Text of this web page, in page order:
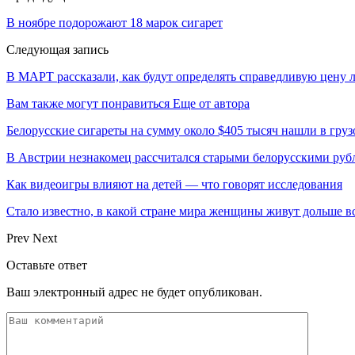
В ноябре подорожают 18 марок сигарет
Следующая запись
В МАРТ рассказали, как будут определять справедливую цену
Вам также могут понравиться Еще от автора
Белорусские сигареты на сумму около $405 тысяч нашли в
В Австрии незнакомец рассчитался старыми белорусскими
Как видеоигры влияют на детей — что говорят исследования
Стало известно, в какой стране мира женщины живут дольше
Prev Next
Оставьте ответ
Ваш электронный адрес не будет опубликован.